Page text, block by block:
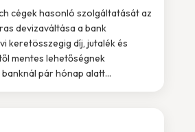
cégek hasonló szolgáltatását az
devizaváltása a bank
keretösszegig díj, jutalék és
mentes lehetőségnek
pár hónap alatt...